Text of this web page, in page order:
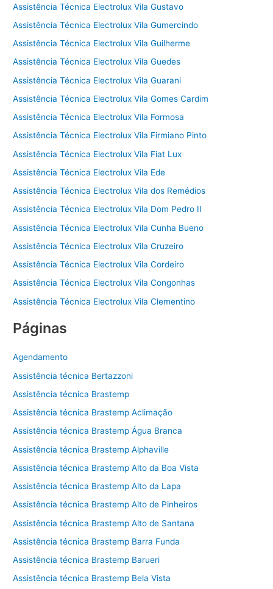
Assistência Técnica Electrolux Vila Gustavo
Assistência Técnica Electrolux Vila Gumercindo
Assistência Técnica Electrolux Vila Guilherme
Assistência Técnica Electrolux Vila Guedes
Assistência Técnica Electrolux Vila Guarani
Assistência Técnica Electrolux Vila Gomes Cardim
Assistência Técnica Electrolux Vila Formosa
Assistência Técnica Electrolux Vila Firmiano Pinto
Assistência Técnica Electrolux Vila Fiat Lux
Assistência Técnica Electrolux Vila Ede
Assistência Técnica Electrolux Vila dos Remédios
Assistência Técnica Electrolux Vila Dom Pedro II
Assistência Técnica Electrolux Vila Cunha Bueno
Assistência Técnica Electrolux Vila Cruzeiro
Assistência Técnica Electrolux Vila Cordeiro
Assistência Técnica Electrolux Vila Congonhas
Assistência Técnica Electrolux Vila Clementino
Páginas
Agendamento
Assistência técnica Bertazzoni
Assistência técnica Brastemp
Assistência técnica Brastemp Aclimação
Assistência técnica Brastemp Água Branca
Assistência técnica Brastemp Alphaville
Assistência técnica Brastemp Alto da Boa Vista
Assistência técnica Brastemp Alto da Lapa
Assistência técnica Brastemp Alto de Pinheiros
Assistência técnica Brastemp Alto de Santana
Assistência técnica Brastemp Barra Funda
Assistência técnica Brastemp Barueri
Assistência técnica Brastemp Bela Vista